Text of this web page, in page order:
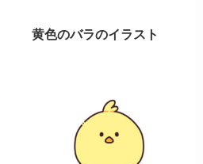
黄色のバラのイラスト